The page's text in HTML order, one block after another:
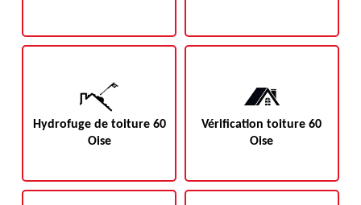
Hydrofuge de toiture 60
Oise
Vérification toiture 60
Oise